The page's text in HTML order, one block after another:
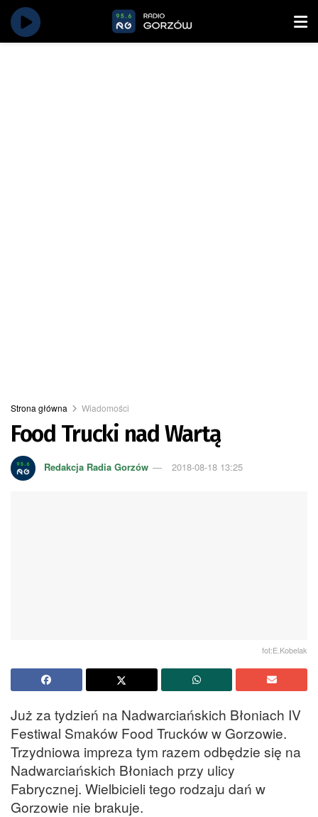
Strona główna Wiadomości
Food Trucki nad Wartą
Redakcja Radia Gorzów 2018-08-18 13:25
fot:E.Kobelak
Już za tydzień na Nadwarciańskich Błoniach IV
Festiwal Smaków Food Trucków w Gorzowie.
Trzydniowa impreza tym razem odbędzie się na
Nadwarciańskich Błoniach przy ulicy
Fabrycznej. Wielbicieli tego rodzaju dań w
Gorzowie nie brakuje.